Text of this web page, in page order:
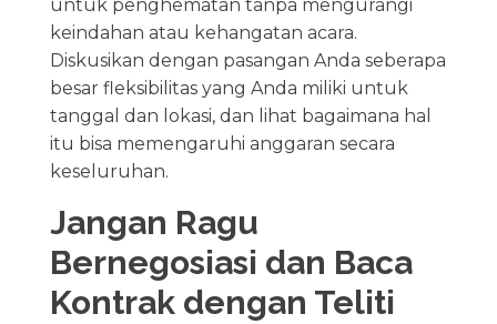
untuk penghematan tanpa mengurangi
keindahan atau kehangatan acara.
Diskusikan dengan pasangan Anda seberapa
besar fleksibilitas yang Anda miliki untuk
tanggal dan lokasi, dan lihat bagaimana hal
itu bisa memengaruhi anggaran secara
keseluruhan.
Jangan Ragu
Bernegosiasi dan Baca
Kontrak dengan Teliti